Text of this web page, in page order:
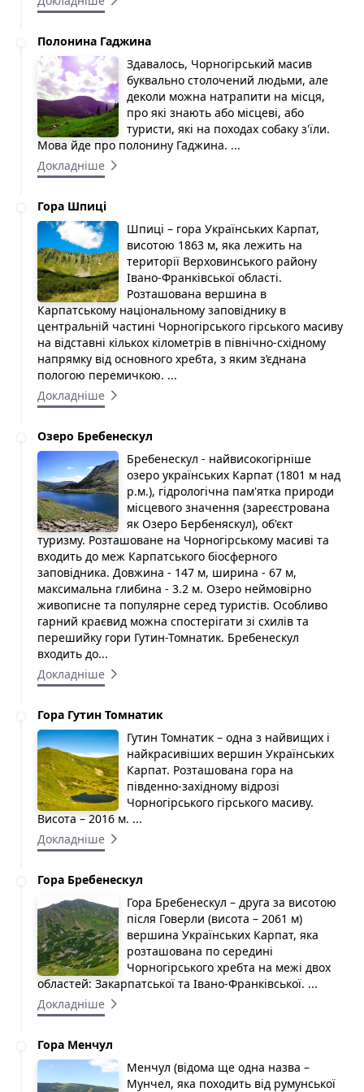
Полонина Гаджина
Здавалось, Чорногірський масив
буквально столочений людьми, але
деколи можна натрапити на місця,
про які знають або місцеві, або
туристи, які на походах собаку з'їли.
Мова йде про полонину Гаджина. ...
Докладніше
Гора Шпиці
Шпиці – гора Українських Карпат,
висотою 1863 м, яка лежить на
території Верховинського району
Івано-Франківської області.
Розташована вершина в
Карпатському національному заповіднику в
центральній частині Чорногірського гірського масиву
на відставні кількох кілометрів в північно-східному
напрямку від основного хребта, з яким з’єднана
пологою перемичкою. ...
Докладніше
Озеро Бребенескул
Бребенескул - найвисокогірніше
озеро українських Карпат (1801 м над
р.м.), гідрологічна пам'ятка природи
місцевого значення (зареєстрована
як Озеро Бербеняскул), об'єкт
туризму. Розташоване на Чорногірському масиві та
входить до меж Карпатського біосферного
заповідника. Довжина - 147 м, ширина - 67 м,
максимальна глибина - 3.2 м. Озеро неймовірно
живописне та популярне серед туристів. Особливо
гарний краєвид можна спостерігати зі схилів та
перешийку гори Гутин-Томнатик. Бребенескул
входить до...
Докладніше
Гора Гутин Томнатик
Гутин Томнатик – одна з найвищих і
найкрасивіших вершин Українських
Карпат. Розташована гора на
південно-західному відрозі
Чорногірського гірського масиву.
Висота – 2016 м. ...
Докладніше
Гора Бребенескул
Гора Бребенескул – друга за висотою
після Говерли (висота – 2061 м)
вершина Українських Карпат, яка
розташована по середині
Чорногірського хребта на межі двох
областей: Закарпатської та Івано-Франківської. ...
Докладніше
Гора Менчул
Менчул (відома ще одна назва –
Мунчел, яка походить від румунської